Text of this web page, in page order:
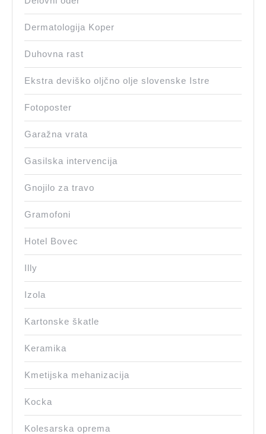
Dermatologija Koper
Duhovna rast
Ekstra deviško oljčno olje slovenske Istre
Fotoposter
Garažna vrata
Gasilska intervencija
Gnojilo za travo
Gramofoni
Hotel Bovec
Illy
Izola
Kartonske škatle
Keramika
Kmetijska mehanizacija
Kocka
Kolesarska oprema